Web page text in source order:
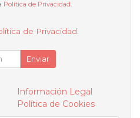
Política de Privacidad.
de Privacidad
Enviar
Información Legal
Política de Cookies